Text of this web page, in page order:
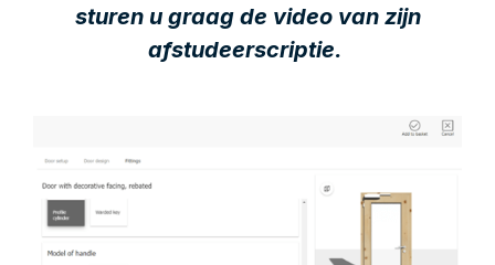
sturen u graag de video van zijn
afstudeerscriptie.